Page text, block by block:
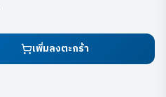
เพิ่มลงตะกร้า